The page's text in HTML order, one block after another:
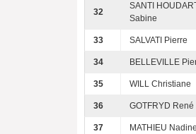
32
SANTI
Sabine
33 SALVATI Pierre
34 BELLEVILLE
35 WILL Christiane
36 GOTFRYD René
37 MATHIEU